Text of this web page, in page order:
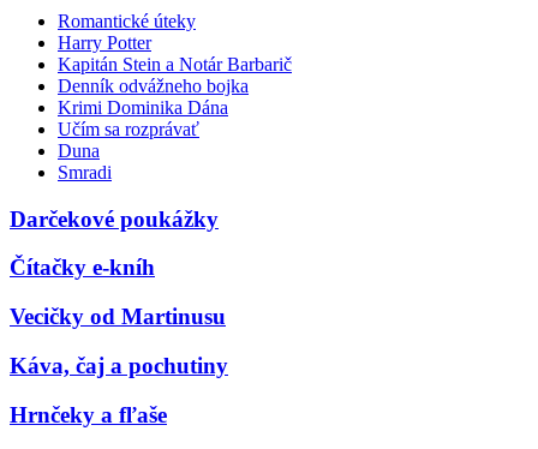
Romantické úteky
Harry Potter
Kapitán Stein a Notár Barbarič
Denník odvážneho bojka
Krimi Dominika Dána
Učím sa rozprávať
Duna
Smradi
Darčekové poukážky
Čítačky e-kníh
Vecičky od Martinusu
Káva, čaj a pochutiny
Hrnčeky a fľaše